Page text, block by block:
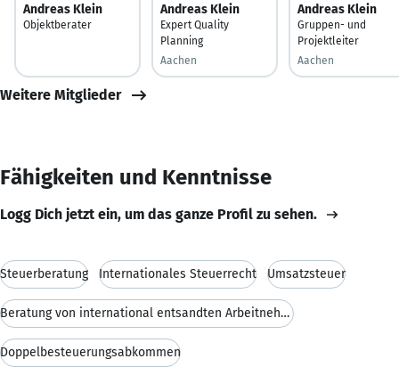
Andreas Klein
Objektberater
Andreas Klein
Expert Quality
Planning
Aachen
Andreas Klein
Gruppen- und
Projektleiter
Aachen
Weitere Mitglieder
Fähigkeiten und Kenntnisse
Logg Dich jetzt ein, um das ganze Profil zu sehen.
Steuerberatung Internationales Steuerrecht Umsatzsteuer
Beratung von international entsandten Arbeitnehmer
Doppelbesteuerungsabkommen